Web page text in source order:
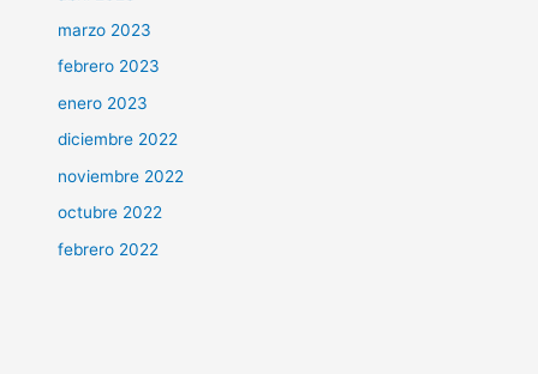
marzo 2023
febrero 2023
enero 2023
diciembre 2022
noviembre 2022
octubre 2022
febrero 2022